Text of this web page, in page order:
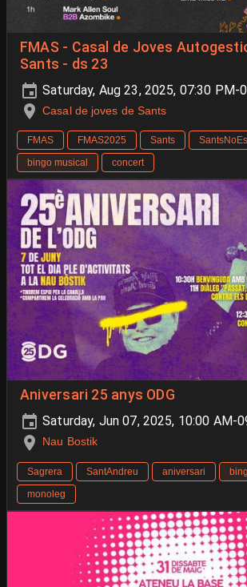
FMAS - Casal de Joves
Sants - ds 23
Saturday, Aug 23, 2025, 07:30 PM-
Casal de joves de Sants
FMAS FMAS2025 Sants
bingo musical
concert
Aniversari 25 anys ODG
Saturday, Jun 07, 2025, 10:00 AM-
Nau Bostik
Sagrera SantAndreu aniversari
monoleg